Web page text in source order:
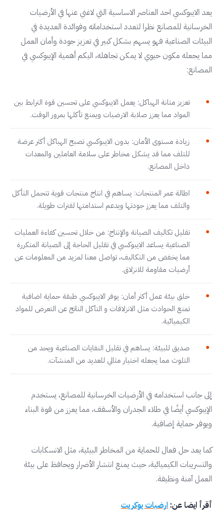
يعد الايبوكسي احد العناصر الاساسية التي لاغني عنها في الأرضيات
الخرسانية للمصانع نظرا لتعدد استخداماته وفوائدة العديدة في
البيئات الصناعية فهو يسهم بشكل كبير في تعزيز جودة وأمان العمل
مما يجعله مكون حيوي لا يمكن تجاهله، اليكم أهمية الإيبوكسي في
المصانع:
تعزيز متانة الهياكل: يعمل الايبوكسي على تحسين قوة الترابط بين
المواد مما يعزز صلابة الارضيات ويمنع تأكلها بمرور الوقت.
زيادة مستوى الأمان: بدون الايبوكسي تصبح الهياكل أكثر عرضة
للتلف مما قد يشكل مخاطر على سلامة العاملين والمعدات
داخل المصانع.
اطالة عمر المنتجات: يساهم في انتاج منتجات قوية تتحمل التأكل
والتلف مما يعزز جودتها ويدعم استدامتها لفترات طويلة.
تقليل تكاليف الصيانة والإنتاج: من خلال تحسين كفاءة العمليات
الصناعية يساعد الايبوكسي في تقليل الحاجة إلى الصيانة المتكررة
مما يخفض من التكاليف، تواصل معنا لمزيد من المعلومات عن
أرضيات مقاومة للانزلاق.
خلق بيئة عمل أكثر أمان: يوفر الايبوكسي طبقة حماية اضافية
تمنع الحوادث مثل الانزلاقات و التآكل الناتج عن التعرض للمواد
الكيميائية.
صديق للبيئة: يساهم في تقليل النفايات الصناعية ويحد من
التلوث مما يجعله اختيار مثالي للعديد من المنشآت.
إلى جانب استخدامه في الأرضيات الخرسانية للمصانع، يستخدم
الإيبوكسي أيضًا في طلاء الجدران والأسقف، مما يعزز من قوة البناء
ويوفر حماية إضافية.
كما يعد حل فعال للحماية من المخاطر البيئية، مثل الانسكابات
والتسريبات الكيميائية، حيث يمنع انتشار الأضرار ويحافظ على بيئة
العمل آمنة ونظيفة.
أقرأ ايضا عن: ارضيات يوكريت